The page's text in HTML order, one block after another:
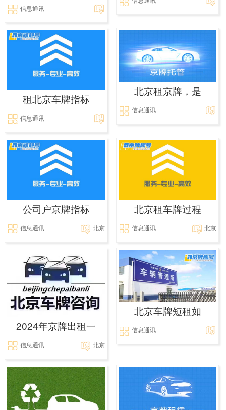
信息通讯
租北京车牌指标
信息通讯
北京租京牌，是
信息通讯
公司户京牌指标
信息通讯 北京
北京租车牌过程
信息通讯 北京
2024年京牌出租一
信息通讯 北京
北京车牌短租如
信息通讯